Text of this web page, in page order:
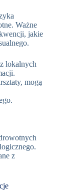
Ważne
jakie
lokalnych
mogą
z